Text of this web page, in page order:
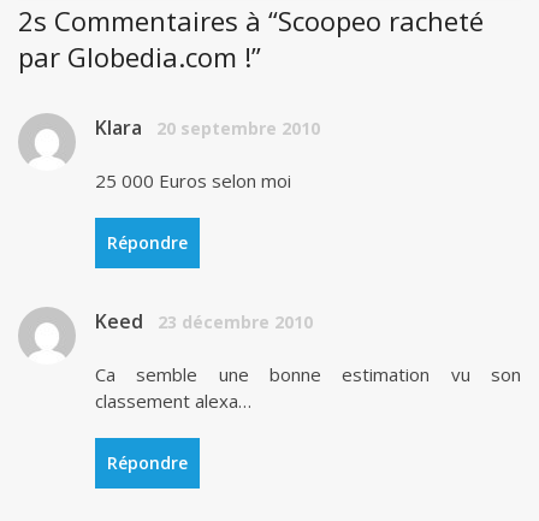
2s Commentaires à “Scoopeo racheté
par Globedia.com !”
Klara 20 septembre 2010
25 000 Euros selon moi
Répondre
Keed 23 décembre 2010
Ca semble une bonne estimation vu son
classement alexa…
Répondre